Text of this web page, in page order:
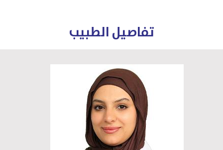
تفاصيل الطبيب